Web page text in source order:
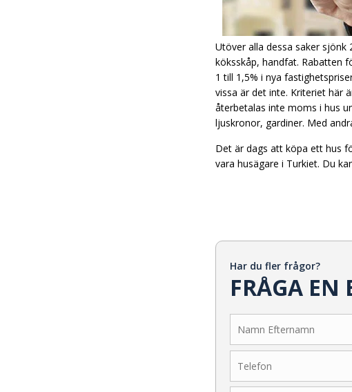
Utöver alla dessa saker
köksskåp, handfat. Rabatten
1 till 1,5% i nya
vissa är det inte. Kriteriet här
återbetalas inte moms i hus
ljuskronor, gardiner. Med
Det är dags att köpa ett hus
vara husägare i Turkiet. Du
Har du fler frågor?
FRÅGA EN